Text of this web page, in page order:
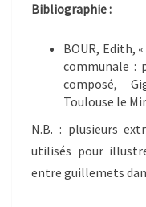
Bibliographie :
BOUR, Edith,
communale :
composé,
Toulouse le
N.B. : plusieurs
utilisés pour
entre guillemets